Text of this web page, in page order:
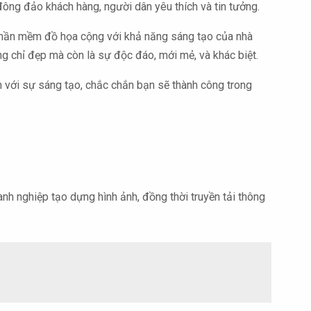
đảo khách hàng, người dân yêu thích và tin tưởng.
mềm đồ họa cộng với khả năng sáng tạo của nhà
chỉ đẹp mà còn là sự độc đáo, mới mẻ, và khác biệt.
sự sáng tạo, chắc chắn bạn sẽ thành công trong
nghiệp tạo dựng hình ảnh, đồng thời truyền tải thông